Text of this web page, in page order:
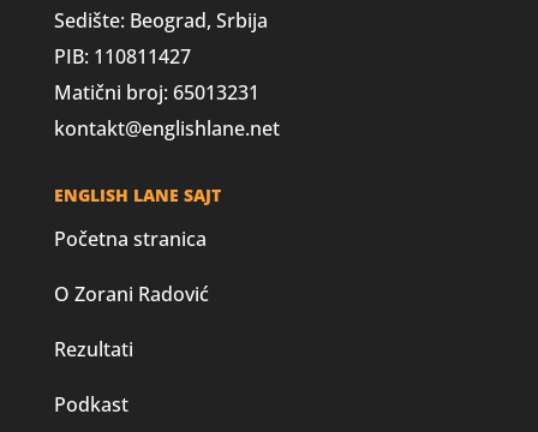
Sedište: Beograd, Srbija
PIB: 110811427
Matični broj: 65013231
kontakt@englishlane.net
ENGLISH LANE SAJT
Početna stranica
O Zorani Radović
Rezultati
Podkast